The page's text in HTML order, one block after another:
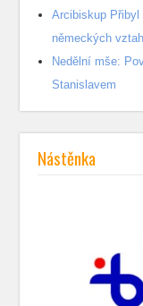
Arcibiskup
německých
Nedělní mše:
Stanislavem
Nástěnka